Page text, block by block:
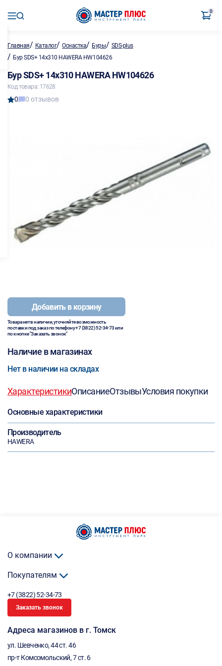
0
Главная/ Каталог/Оснастка/ Буры/ SDS-plus
/ Бур SDS+ 14x310 HAWERA HW104626
Бур SDS+ 14x310 HAWERA HW104626
Код товара: 17628
0 0 отзывов
Добавить в корзину
Товара нет в наличии, уточняйте возможность
поставки под заказ по телефону+7 (3822) 52-34-73или
по кнопке "Заказать звонок"
Наличие в магазинах
Нет в наличии на складах
ХарактеристикиОписаниеОтзывыУсловия покупки
Основные характеристики
Производитель
HAWERA
О компании
Покупателям
+7 (3822) 52-34-73
Заказать звонок
Адреса магазинов в г. Томск
ул. Шевченко, 44 ст. 46
пр-т Комсомольский, 7 ст. 6